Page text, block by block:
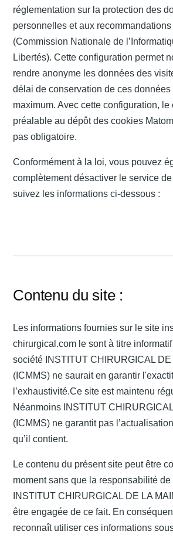
réglementation sur la protection des
personnelles et aux
(Commission Nationale de
Libertés). Cette configuration permet
rendre anonyme les données des
délai de conservation de ces données
maximum. Avec cette configuration, le
préalable au dépôt des cookies
pas obligatoire.
Conformément à la loi, vous pouvez
complètement désactiver le service
suivez les informations ci-dessous :
Contenu du site :
Les informations fournies sur le site
chirurgical.com le sont à titre
société INSTITUT CHIRURGICAL DE
(ICMMS) ne saurait en garantir
l’exhaustivité.Ce site est maintenu
Néanmoins INSTITUT
(ICMMS) ne garantit pas
qu’il contient.
Le contenu du présent site peut être
moment sans que la responsabilité
INSTITUT CHIRURGICAL DE LA
être engagée de ce fait. En
reconnaît utiliser ces informations